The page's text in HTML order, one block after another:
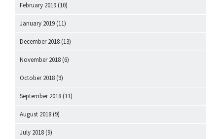
February 2019 (10)
January 2019 (11)
December 2018 (13)
November 2018 (6)
October 2018 (9)
September 2018 (11)
August 2018 (9)
July 2018 (9)